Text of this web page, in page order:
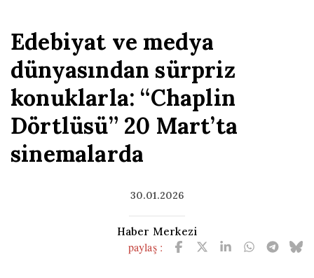
Edebiyat ve medya
dünyasından sürpriz
konuklarla: “Chaplin
Dörtlüsü” 20 Mart’ta
sinemalarda
30.01.2026
Haber Merkezi
paylaş :